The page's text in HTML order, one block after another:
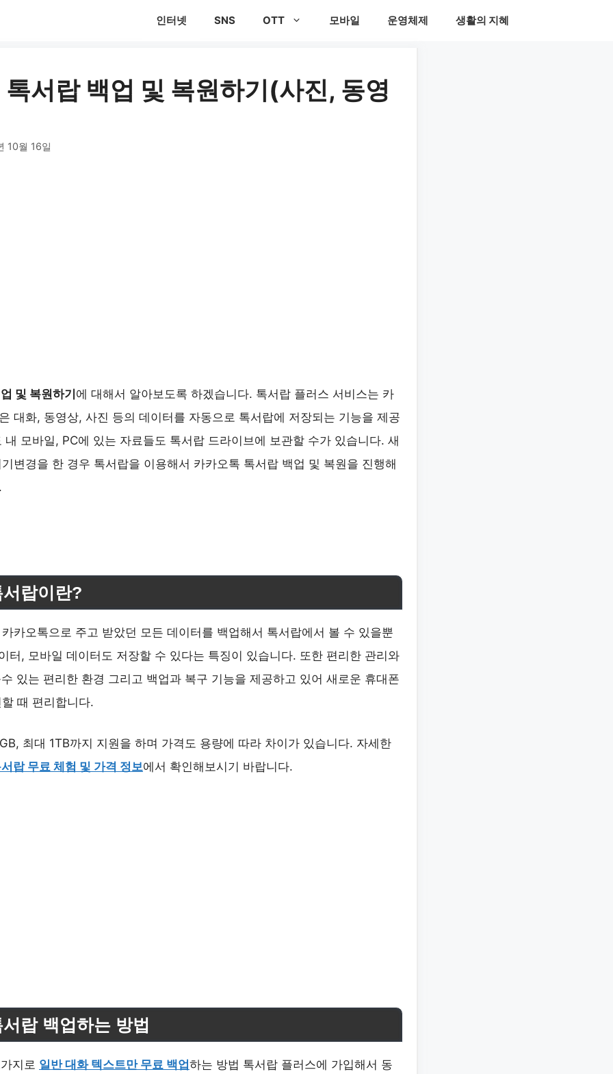
인터넷 SNS OTT 모바일 운영체제 생활의 지혜
서랍 백업 및 복원하기(사진, 동영
10월 16일
및 복원하기 에 대해서 알아보도록 하겠습니다. 톡서랍 플러스 서비스는 카
대화, 동영상, 사진 등의 데이터를 자동으로 톡서랍에 저장되는 기능을 제공
내 모바일, PC에 있는 자료들도 톡서랍 드라이브에 보관할 수가 있습니다. 새
변경을 한 경우 톡서랍을 이용해서 카카오톡 톡서랍 백업 및 복원을 진행해
랍이란?
카오톡으로 주고 받았던 모든 데이터를 백업해서 톡서랍에서 볼 수 있을뿐
터, 모바일 데이터도 저장할 수 있다는 특징이 있습니다. 또한 편리한 관리와
있는 편리한 환경 그리고 백업과 복구 기능을 제공하고 있어 새로운 휴대폰
때 편리합니다.
최대 1TB까지 지원을 하며 가격도 용량에 따라 차이가 있습니다. 자세한
랍 무료 체험 및 가격 정보에서 확인해보시기 바랍니다.
랍 백업하는 방법
지로 일반 대화 텍스트만 무료 백업하는 방법 톡서랍 플러스에 가입해서 동